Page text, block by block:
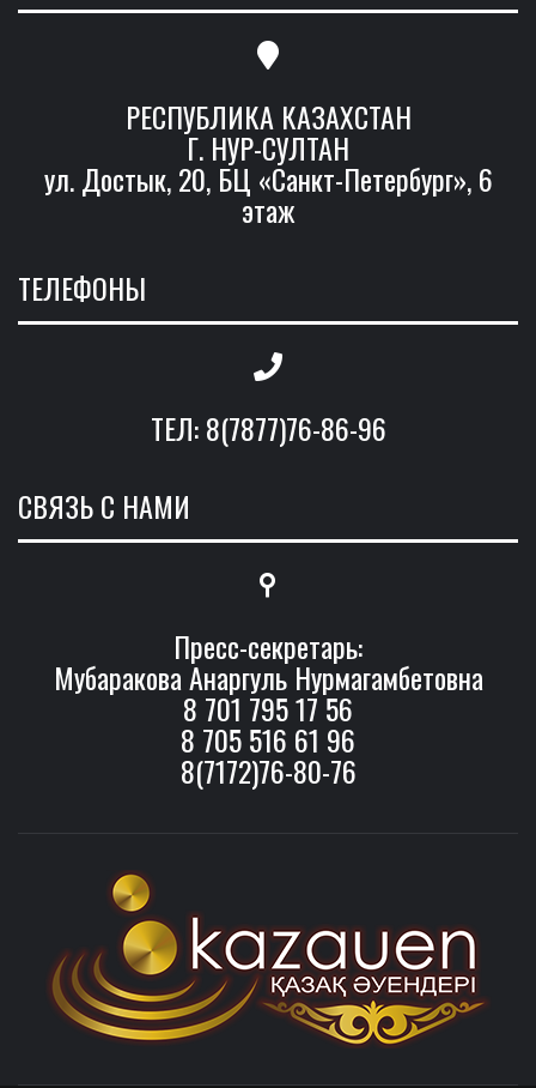
РЕСПУБЛИКА КАЗАХСТАН
Г. НУР-СУЛТАН
ул. Достык, 20, БЦ «Санкт-Петербург», 6
этаж
ТЕЛЕФОНЫ
ТЕЛ: 8(7877)76-86-96
СВЯЗЬ С НАМИ
Пресс-секретарь:
Мубаракова Анаргуль Нурмагамбетовна
8 701 795 17 56
8 705 516 61 96
8(7172)76-80-76